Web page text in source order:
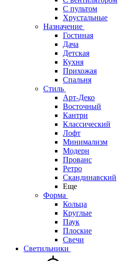
С пультом
Хрустальные
Назначение
Гостиная
Дача
Детская
Кухня
Прихожая
Спальня
Стиль
Арт-Деко
Восточный
Кантри
Классический
Лофт
Минимализм
Модерн
Прованс
Ретро
Скандинавский
Еще
Форма
Кольца
Круглые
Паук
Плоские
Свечи
Светильники